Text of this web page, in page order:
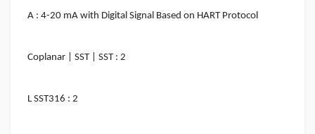
A : 4-20 mA with Digital Signal Based on HART Protocol
2
:
Coplanar | SST | SST
2
: 316
L SST